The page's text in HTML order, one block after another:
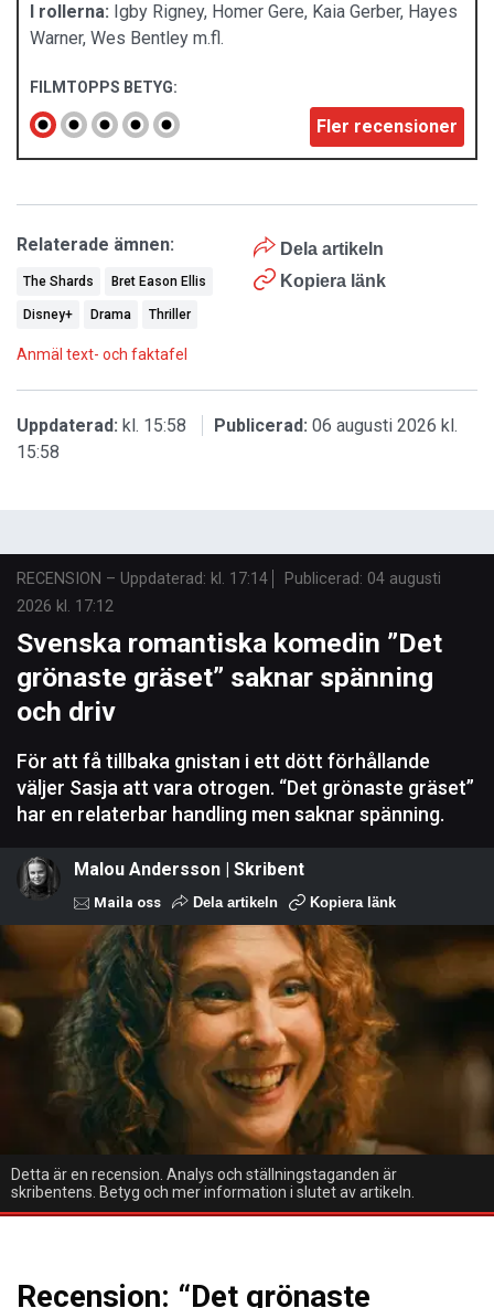
I rollerna: Igby Rigney, Homer Gere, Kaia Gerber, Hayes
Warner, Wes Bentley m.fl.
FILMTOPPS BETYG:
Fler recensioner
Dela artikeln
Kopiera länk
Relaterade ämnen:
The Shards Bret Eason Ellis
Disney+ Drama Thriller
Anmäl text- och faktafel
Uppdaterad: kl. 15:58 Publicerad: 06 augusti 2026 kl.
15:58
RECENSION – Uppdaterad: kl. 17:14 Publicerad: 04 augusti
2026 kl. 17:12
Svenska romantiska komedin ”Det
grönaste gräset” saknar spänning
och driv
För att få tillbaka gnistan i ett dött förhållande
väljer Sasja att vara otrogen. “Det grönaste gräset”
har en relaterbar handling men saknar spänning.
Malou Andersson | Skribent
Maila oss Dela artikeln Kopiera länk
Detta är en recension. Analys och ställningstaganden är
skribentens. Betyg och mer information i slutet av artikeln.
Recension: “Det grönaste